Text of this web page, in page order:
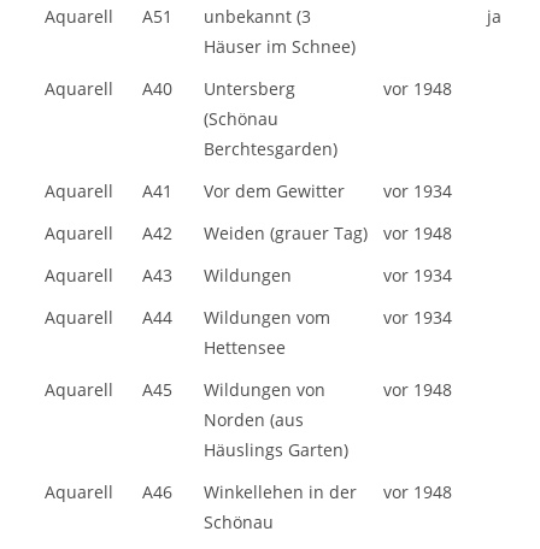
Aquarell A51
unbekannt (3
Häuser im Schnee)
ja
Aquarell A40
Untersberg
(Schönau
Berchtesgarden)
vor 1948
Aquarell A41 Vor dem Gewitter
vor 1934
Aquarell
A42 Weiden (grauer Tag)
vor 1948
Aquarell
A43 Wildungen
vor 1934
Aquarell
A44
Wildungen vom
Hettensee
vor 1934
Aquarell A45
Wildungen von
Norden (aus
Häuslings Garten)
vor 1948
Aquarell A46
Winkellehen in der
Schönau
vor 1948